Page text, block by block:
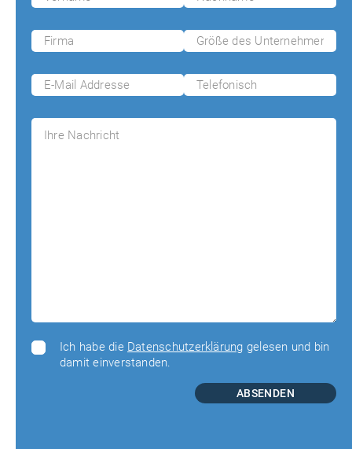
Ich habe die Datenschutzerklärung gelesen und bin
damit einverstanden.
ABSENDEN